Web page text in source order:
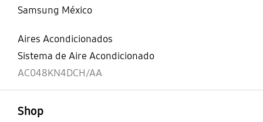
Samsung México
Aires Acondicionados
Sistema de Aire Acondicionado
AC048KN4DCH/AA
Shop